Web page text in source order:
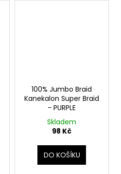
100% Jumbo Braid
Kanekalon Super Braid
- PURPLE
Skladem
98 Kč
DO KOŠÍKU